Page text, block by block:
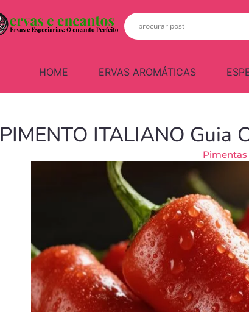
HOME ERVAS AROMÁTICAS
PIMENTO ITALIANO Guia
Pimentas